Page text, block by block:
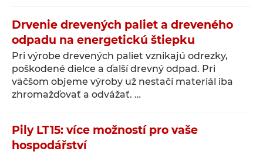
Drvenie drevených paliet a dreveného
odpadu na energetickú štiepku
Pri výrobe drevených paliet vznikajú odrezky,
poškodené dielce a ďalší drevný odpad. Pri
väčšom objeme výroby už nestačí materiál iba
zhromažďovať a odvážať. …
Pily LT15: více možností pro vaše
hospodářství